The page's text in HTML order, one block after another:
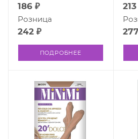
186 ₽
242 ₽
Розница
ПОДРОБНЕЕ